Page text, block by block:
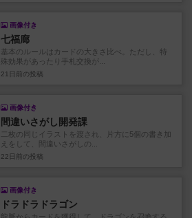
画像付き
七福廊
基本のルールはカードの大きさ比べ。ただし、特
殊効果があったり手札交換が...
21日前 の投稿
画像付き
間違いさがし開発課
二枚の同じイラストを渡され、片方に5個の書き加
えをして、間違いさがしの...
22日前 の投稿
画像付き
ドラドラドラゴン